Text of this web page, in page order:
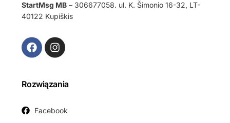
StartMsg MB – 306677058. ul. K. Šimonio 16-32, LT-
40122 Kupiškis
Rozwiązania
Facebook